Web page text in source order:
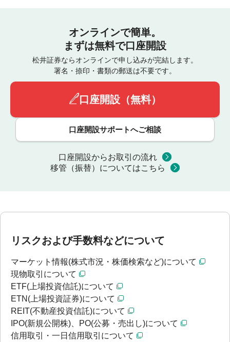
オンラインで簡単。
まずは無料で口座開設
松井証券ならオンラインで申し込みが完結します。
署名・捺印・書類の郵送は不要です。
口座開設（無料）
口座開設サポートへご相談
口座開設からお取引の流れ
移管（振替）についてはこちら
リスクおよび手数料などについて
マーケット情報(株式市況・株価検索など)について
現物取引について
ETF(上場投資信託)について
ETN(上場投資証券)について
REIT(不動産投資信託)について
IPO(新規公開株)、PO(公募・売出し)について
信用取引・一日信用取引について